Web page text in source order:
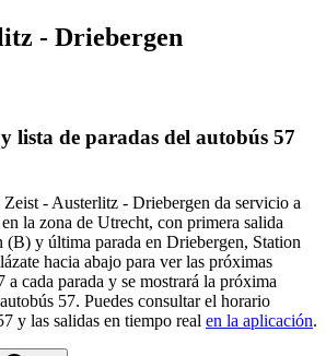
- Driebergen
lista de paradas del autobús 57
- Austerlitz - Driebergen da servicio a
la zona de Utrecht, con primera salida
(B) y última parada en Driebergen, Station
hacia abajo para ver las próximas
a cada parada y se mostrará la próxima
57. Puedes consultar el horario
y las salidas en tiempo real en la aplicación.